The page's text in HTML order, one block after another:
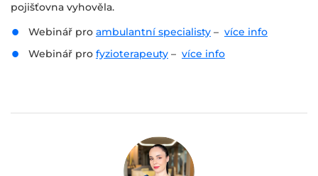
pojišťovna vyhověla.
Webinář pro ambulantní specialisty – více info
Webinář pro fyzioterapeuty – více info